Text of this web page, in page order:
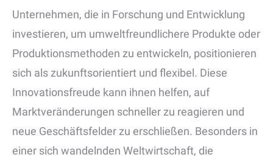
Unternehmen, die in Forschung und Entwicklung
investieren, um umweltfreundlichere Produkte oder
Produktionsmethoden zu entwickeln, positionieren
sich als zukunftsorientiert und flexibel. Diese
Innovationsfreude kann ihnen helfen, auf
Marktveränderungen schneller zu reagieren und
neue Geschäftsfelder zu erschließen. Besonders in
einer sich wandelnden Weltwirtschaft, die